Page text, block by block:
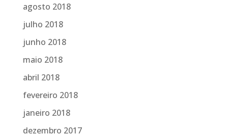
agosto 2018
julho 2018
junho 2018
maio 2018
abril 2018
fevereiro 2018
janeiro 2018
dezembro 2017